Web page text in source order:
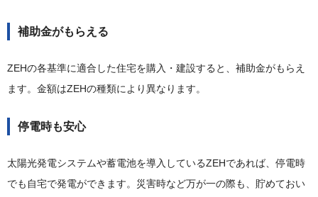
補助金がもらえる
ZEHの各基準に適合した住宅を購入・建設すると、補助金がもらえ
ます。金額はZEHの種類により異なります。
停電時も安心
太陽光発電システムや蓄電池を導入しているZEHであれば、停電時
でも自宅で発電ができます。災害時など万が一の際も、貯めておい